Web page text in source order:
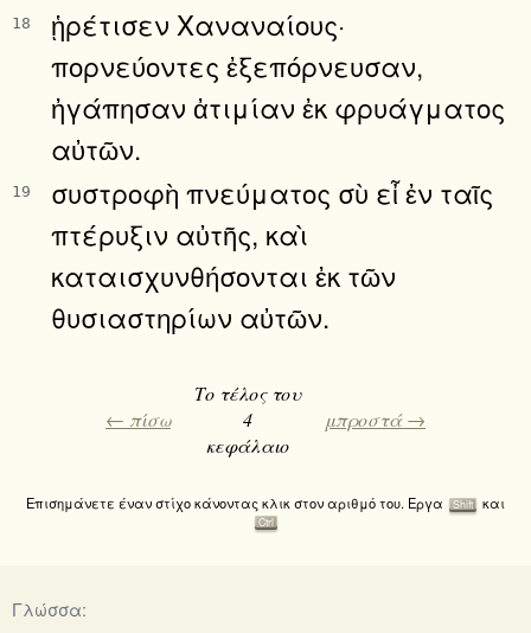
18
ᾑρέτισεν Χαναναίους·
πορνεύοντες ἐξεπόρνευσαν,
ἠγάπησαν ἀτιμίαν ἐκ φρυάγματος
αὐτῶν.
19
συστροφὴ πνεύματος σὺ εἶ ἐν ταῖς
πτέρυξιν αὐτῆς, καὶ
καταισχυνθήσονται ἐκ τῶν
θυσιαστηρίων αὐτῶν.
← πίσω
Το τέλος του
4
κεφάλαιο
μπροστά →
Επισημάνετε έναν στίχο κάνοντας κλικ στον αριθμό του. Εργα Shift και
Ctrl
Γλώσσα: